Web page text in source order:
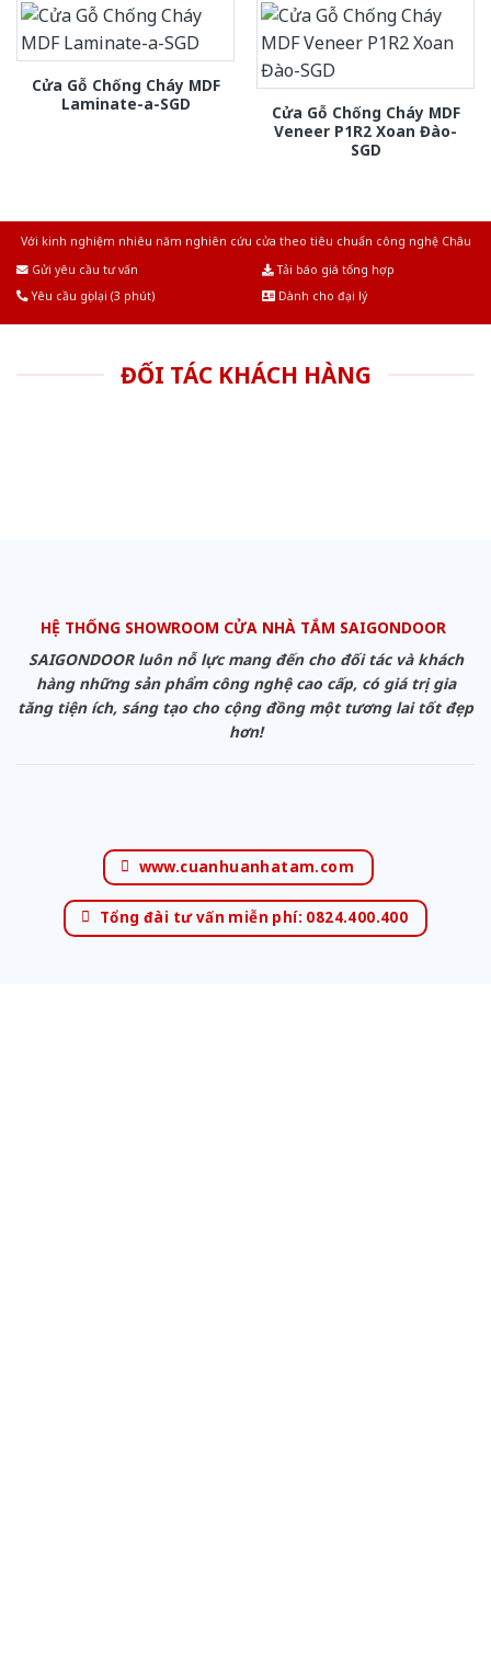
Cửa Gỗ Chống Cháy MDF
Laminate-a-SGD
Cửa Gỗ Chống Cháy MDF
Veneer P1R2 Xoan Đào-
SGD
Với kinh nghiệm nhiêu năm nghiên cứu cửa theo tiêu chuẩn công nghệ Châu
Gửi yêu cầu tư vấn
Tải báo giá tổng hợp
Yêu cầu gọi lại (3 phút)
Dành cho đại lý
ĐỐI TÁC KHÁCH HÀNG
HỆ THỐNG SHOWROOM CỬA NHÀ TẮM SAIGONDOOR
SAIGONDOOR luôn nỗ lực mang đến cho đối tác và khách
hàng những sản phẩm công nghệ cao cấp, có giá trị gia
tăng tiện ích, sáng tạo cho cộng đồng một tương lai tốt đẹp
hơn!
www.cuanhuanhatam.com
Tổng đài tư vấn miễn phí: 0824.400.400